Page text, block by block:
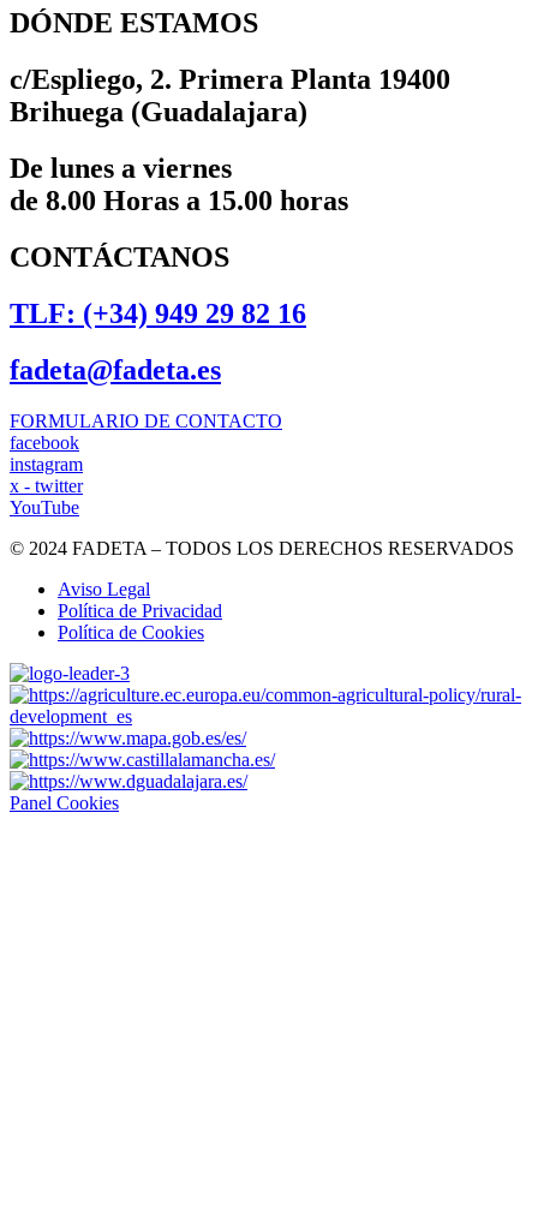
DÓNDE ESTAMOS
c/Espliego, 2. Primera Planta 19400
Brihuega (Guadalajara)
De lunes a viernes
de 8.00 Horas a 15.00 horas
CONTÁCTANOS
TLF: (+34) 949 29 82 16
fadeta@fadeta.es
FORMULARIO DE CONTACTO
facebook
instagram
x - twitter
YouTube
© 2024 FADETA – TODOS LOS DERECHOS RESERVADOS
Aviso Legal
Política de Privacidad
Política de Cookies
Panel Cookies